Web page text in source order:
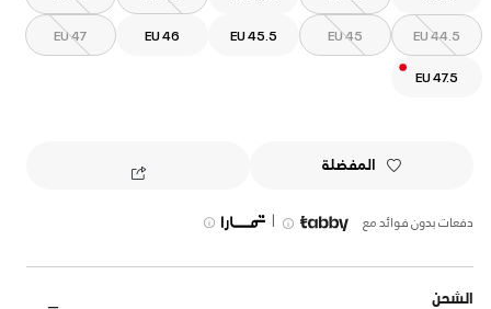
EU 44.5
EU 45
EU 45.5
EU 46
EU 47
EU 47.5
المفضلة
دفعات بدون فوائد مع |
الشحن